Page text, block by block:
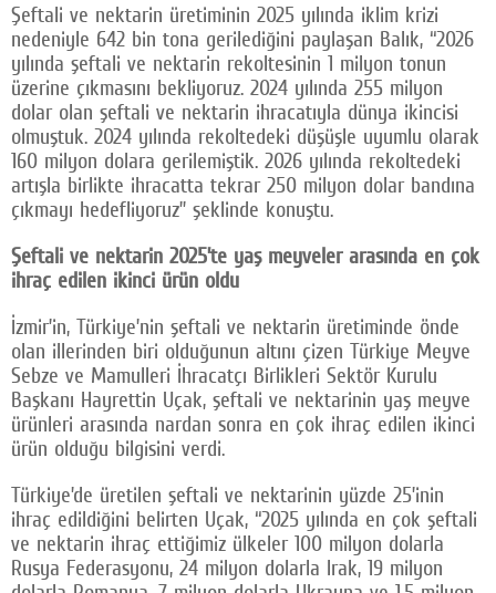
Şeftali ve nektarin üretiminin 2025 yılında iklim krizi
nedeniyle 642 bin tona gerilediğini paylaşan Balık, “2026
yılında şeftali ve nektarin rekoltesinin 1 milyon tonun
üzerine çıkmasını bekliyoruz. 2024 yılında 255 milyon
dolar olan şeftali ve nektarin ihracatıyla dünya ikincisi
olmuştuk. 2024 yılında rekoltedeki düşüşle uyumlu olarak
160 milyon dolara gerilemiştik. 2026 yılında rekoltedeki
artışla birlikte ihracatta tekrar 250 milyon dolar bandına
çıkmayı hedefliyoruz” şeklinde konuştu.
Şeftali ve nektarin 2025’te yaş meyveler arasında en çok
ihraç edilen ikinci ürün oldu
İzmir’in, Türkiye’nin şeftali ve nektarin üretiminde önde
olan illerinden biri olduğunun altını çizen Türkiye Meyve
Sebze ve Mamulleri İhracatçı Birlikleri Sektör Kurulu
Başkanı Hayrettin Uçak, şeftali ve nektarinin yaş meyve
ürünleri arasında nardan sonra en çok ihraç edilen ikinci
ürün olduğu bilgisini verdi.
Türkiye’de üretilen şeftali ve nektarinin yüzde 25’inin
ihraç edildiğini belirten Uçak, “2025 yılında en çok şeftali
ve nektarin ihraç ettiğimiz ülkeler 100 milyon dolarla
Rusya Federasyonu, 24 milyon dolarla Irak, 19 milyon